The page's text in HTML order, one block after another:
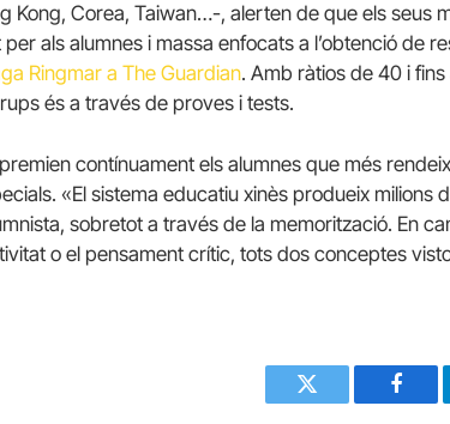
Kong, Corea, Taiwan…-, alerten de que els seus
als alumnes i massa enfocats a l’obtenció de
Ringmar a The Guardian. Amb ràtios de 40 i
és a través de proves i tests.
contínuament els alumnes que més
«El sistema educatiu xinès produeix milions
sobretot a través de la memorització. En
o el pensament crític, tots dos conceptes
Twitter